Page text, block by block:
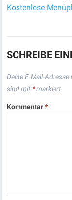
Kostenlose
SCHREIBE
Deine E-Mail-
sind mit *markiert
Kommentar*